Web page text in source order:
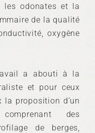
les odonates et la
de la qualité
oxygène
a abouti à la
et pour ceux
proposition d’un
des
de berges,